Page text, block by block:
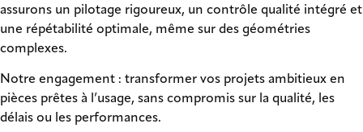
assurons un pilotage rigoureux, un contrôle qualité intégré et
une répétabilité optimale, même sur des géométries
complexes.
Notre engagement : transformer vos projets ambitieux en
pièces prêtes à l’usage, sans compromis sur la qualité, les
délais ou les performances.